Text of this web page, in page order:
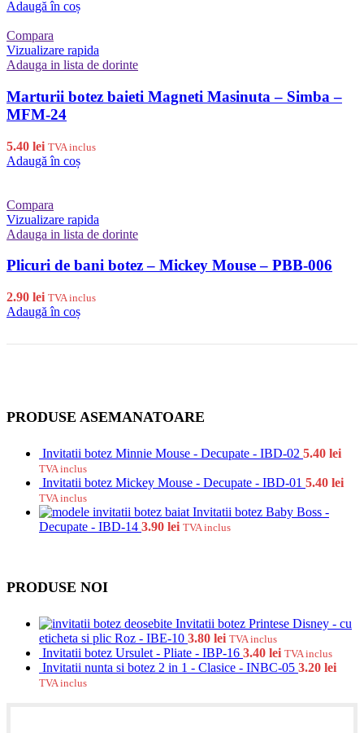
Adaugă în coș
Compara
Vizualizare rapida
Adauga in lista de dorinte
Marturii botez baieti Magneti Masinuta – Simba –
MFM-24
5.40 lei TVA inclus
Adaugă în coș
Compara
Vizualizare rapida
Adauga in lista de dorinte
Plicuri de bani botez – Mickey Mouse – PBB-006
2.90 lei TVA inclus
Adaugă în coș
PRODUSE ASEMANATOARE
Invitatii botez Minnie Mouse - Decupate - IBD-02 5.40 lei
TVA inclus
Invitatii botez Mickey Mouse - Decupate - IBD-01 5.40 lei
TVA inclus
Invitatii botez Baby Boss -
Decupate - IBD-14 3.90 lei TVA inclus
PRODUSE NOI
Invitatii botez Printese Disney - cu
eticheta si plic Roz - IBE-10 3.80 lei TVA inclus
Invitatii botez Ursulet - Pliate - IBP-16 3.40 lei TVA inclus
Invitatii nunta si botez 2 in 1 - Clasice - INBC-05 3.20 lei
TVA inclus